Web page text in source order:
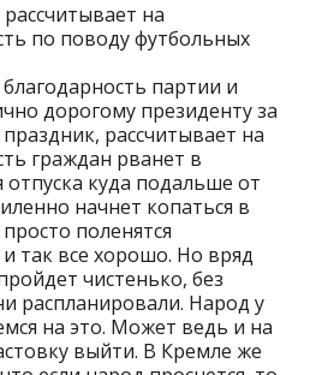
на
по поводу футбольных
партии и
дорогому президенту за
рассчитывает на
граждан рванет в
куда подальше от
начнет копаться в
поленятся
так все хорошо. Но вряд
чистенько, без
распланировали. Народ у
на это. Может ведь и на
выйти. В Кремле же